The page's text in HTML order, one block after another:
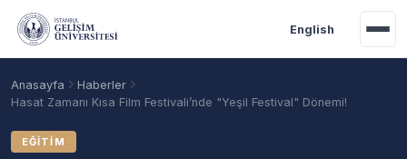
Ana içeriğe geç
English
Anasayfa
Haberler
Hasat Zamanı Kısa Film Festivali’nde "Yeşil Festival" Dönemi!
EĞITIM